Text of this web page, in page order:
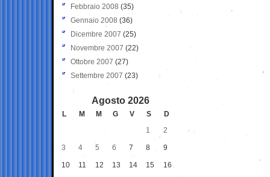
Febbraio 2008 (35)
Gennaio 2008 (36)
Dicembre 2007 (25)
Novembre 2007 (22)
Ottobre 2007 (27)
Settembre 2007 (23)
Agosto 2026
L M M G V S
D
1
2
3 4 5 6 7 8 9
10 11 12 13 14 15 16